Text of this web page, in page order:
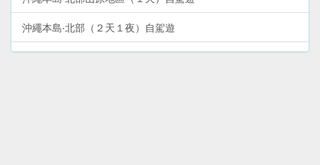
沖繩本島‧北部（２天１夜）自駕遊
沖繩‧那霸市中心（２天１夜）YuiRail二日券暢遊